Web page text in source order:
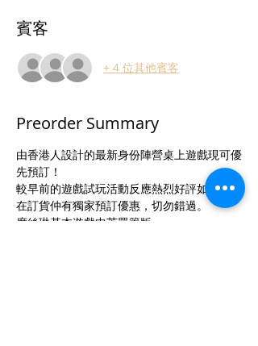
賓客
+ 4 位其他賓客
Preorder Summary
由香港人設計的最新身份陣營桌上遊戲現可優
先預訂！
較早前的遊戲試玩活動反應熱烈好評如潮！現
在訂貨仲有獨家預訂優惠，切勿錯過。
席絲琳基本遊戲中英眾籌版